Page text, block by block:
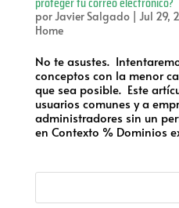
porJavier Salgado| Jul 29,
Home
No te asustes.
conceptos con la menor
que sea posible. Este
usuarios comunes y a
administradores sin un
en Contexto % Dominios